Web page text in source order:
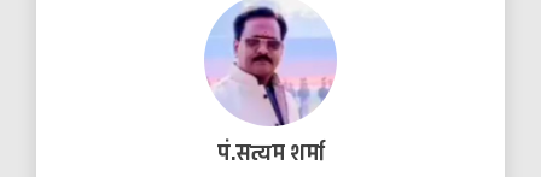
पं.सत्यम शर्मा